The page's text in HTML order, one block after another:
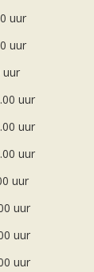
uur
uur
uur
uur
uur
uur
uur
uur
uur
uur